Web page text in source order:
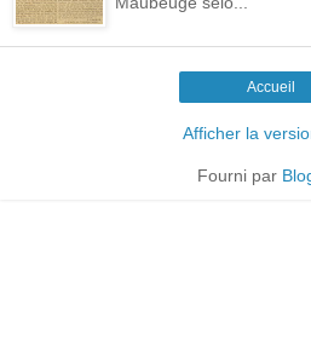
Accueil
Afficher la
Fourni par